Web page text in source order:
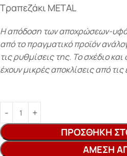
Τραπεζάκι METAL
Η απόδοση των αποχρώσεων-
από το πραγματικό προϊόν
τις ρυθμίσεις της. Το σχέδιο και
έχουν μικρές αποκλίσεις από τις
ΠΡΟΣΘΉΚΗ
ΆΜΕΣΗ